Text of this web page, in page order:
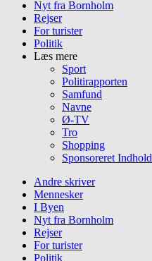
Nyt fra Bornholm
Rejser
For turister
Politik
Læs mere
Sport
Politirapporten
Samfund
Navne
Ø-TV
Tro
Shopping
Sponsoreret Indhold
Andre skriver
Mennesker
I Byen
Nyt fra Bornholm
Rejser
For turister
Politik